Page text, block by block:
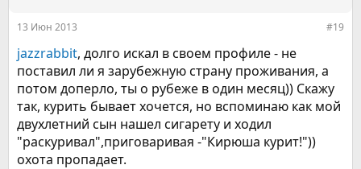
13 Июн 2013 #19
jazzrabbit, долго искал в своем профиле - не
поставил ли я зарубежную страну проживания, а
потом доперло, ты о рубеже в один месяц)) Скажу
так, курить бывает хочется, но вспоминаю как мой
двухлетний сын нашел сигарету и ходил
"раскуривал",приговаривая -"Кирюша курит!"))
охота пропадает.